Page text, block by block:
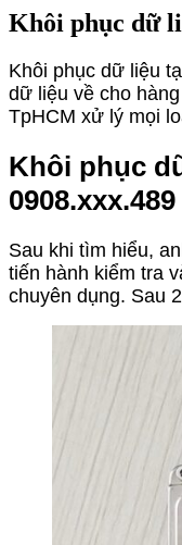
Khôi phục dữ
Khôi phục dữ liệu
dữ liệu về cho
TpHCM xử lý mọi
Khôi phục
0908.xxx.489
Sau khi tìm hiểu,
tiến hành kiểm tra
chuyên dụng. Sau